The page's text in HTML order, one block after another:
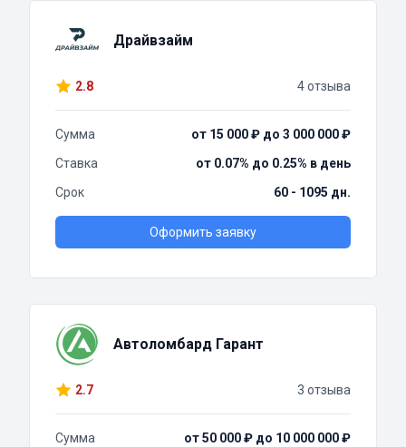
Драйвзайм
2.8 4 отзыва
Сумма
от 15 000 ₽ до 3 000 000 ₽
Ставка
от 0.07% до 0.25% в день
Срок
60 - 1095 дн.
Оформить заявку
Автоломбард Гарант
2.7 3 отзыва
Сумма
от 50 000 ₽ до 10 000 000 ₽